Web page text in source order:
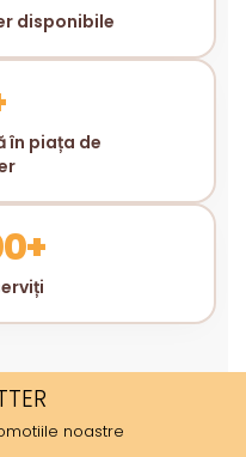
disponibile
în piața de
noastre